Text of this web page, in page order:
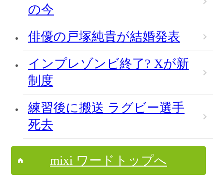
の今
俳優の戸塚純貴が結婚発表
インプレゾンビ終了? Xが新
制度
練習後に搬送 ラグビー選手
死去
mixi ワードトップへ